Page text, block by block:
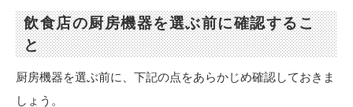
飲食店の厨房機器を選ぶ前に確認するこ
と
厨房機器を選ぶ前に、下記の点をあらかじめ確認しておきま
しょう。